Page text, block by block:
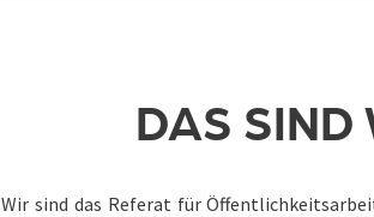
DAS SIND
Wir sind das Referat für